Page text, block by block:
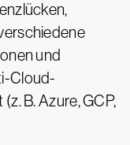
und
Cloud-
B. Azure, GCP,